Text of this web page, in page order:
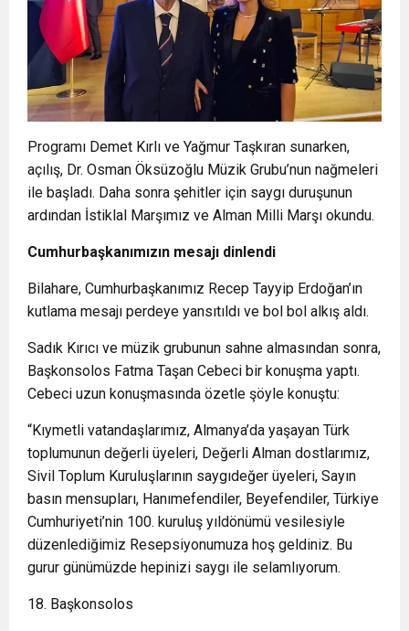
Programı Demet Kırlı ve Yağmur Taşkıran sunarken,
açılış, Dr. Osman Öksüzoğlu Müzik Grubu’nun nağmeleri
ile başladı. Daha sonra şehitler için saygı duruşunun
ardından İstiklal Marşımız ve Alman Milli Marşı okundu.
Cumhurbaşkanımızın mesajı dinlendi
Bilahare, Cumhurbaşkanımız Recep Tayyip Erdoğan’ın
kutlama mesajı perdeye yansıtıldı ve bol bol alkış aldı.
Sadık Kırıcı ve müzik grubunun sahne almasından sonra,
Başkonsolos Fatma Taşan Cebeci bir konuşma yaptı.
Cebeci uzun konuşmasında özetle şöyle konuştu:
“Kıymetli vatandaşlarımız, Almanya’da yaşayan Türk
toplumunun değerli üyeleri, Değerli Alman dostlarımız,
Sivil Toplum Kuruluşlarının saygıdeğer üyeleri, Sayın
basın mensupları, Hanımefendiler, Beyefendiler, Türkiye
Cumhuriyeti’nin 100. kuruluş yıldönümü vesilesiyle
düzenlediğimiz Resepsiyonumuza hoş geldiniz. Bu
gurur günümüzde hepinizi saygı ile selamlıyorum.
18. Başkonsolos